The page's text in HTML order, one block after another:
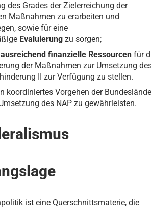
des Grades der Zielerreichung der
Maßnahmen zu erarbeiten und
sowie für eine
Evaluierungzu sorgen;
ausreichend finanzielle Ressourcenfür
der Maßnahmen zur Umsetzung
II zur Verfügung zu stellen.
koordiniertes Vorgehen der
des NAP zu gewährleisten.
ist eine Querschnittsmaterie, die